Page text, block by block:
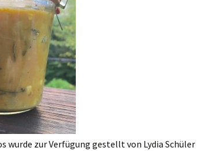
wurde zur Verfügung gestellt von Lydia Schüler